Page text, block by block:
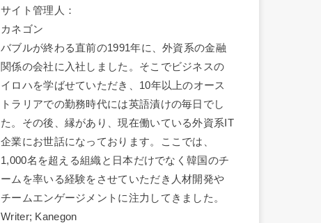
サイト管理人：
カネゴン
バブルが終わる直前の1991年に、外資系の金融
関係の会社に入社しました。そこでビジネスの
イロハを学ばせていただき、10年以上のオース
トラリアでの勤務時代には英語漬けの毎日でし
た。その後、縁があり、現在働いている外資系IT
企業にお世話になっております。ここでは、
1,000名を超える組織と日本だけでなく韓国のチ
ームを率いる経験をさせていただき人材開発や
チームエンゲージメントに注力してきました。
Writer; Kanegon